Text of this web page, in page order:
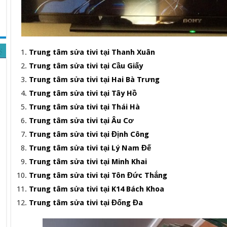
Trung tâm sửa tivi tại Thanh Xuân
Trung tâm sửa tivi tại Cầu Giấy
Trung tâm sửa tivi tại Hai Bà Trưng
Trung tâm sửa tivi tại Tây Hồ
Trung tâm sửa tivi tại Thái Hà
Trung tâm sửa tivi tại Âu Cơ
Trung tâm sửa tivi tại Định Công
Trung tâm sửa tivi tại Lý Nam Đế
Trung tâm sửa tivi tại Minh Khai
Trung tâm sửa tivi tại Tôn Đức Thắng
Trung tâm sửa tivi tại K14 Bách Khoa
Trung tâm sửa tivi tại Đống Đa